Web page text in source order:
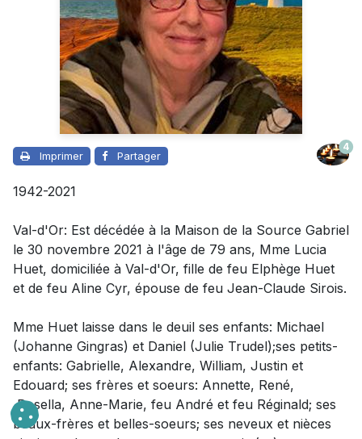
Imprimer Partager
4
1942-2021
Val-d'Or: Est décédée à la Maison de la Source Gabriel
le 30 novembre 2021 à l'âge de 79 ans, Mme Lucia
Huet, domiciliée à Val-d'Or, fille de feu Elphège Huet
et de feu Aline Cyr, épouse de feu Jean-Claude Sirois.
Mme Huet laisse dans le deuil ses enfants: Michael
(Johanne Gingras) et Daniel (Julie Trudel);ses petits-
enfants: Gabrielle, Alexandre, William, Justin et
Edouard; ses frères et soeurs: Annette, René,
Rosella, Anne-Marie, feu André et feu Réginald; ses
beaux-frères et belles-soeurs; ses neveux et nièces